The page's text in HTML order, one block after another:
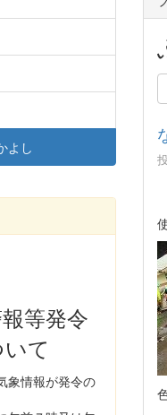
よし
等発令
て
象情報が発令の